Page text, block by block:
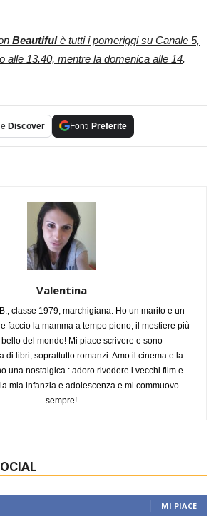
Beautifulè tutti i pomeriggi su Canale 5,
alle 13.40, mentre la domenica alle 14.
Discover Fonti Preferite
Valentina
classe 1979, marchigiana. Ho un marito e un
faccio la mamma a tempo pieno, il mestiere più
del mondo! Mi piace scrivere e sono
di libri, soprattutto romanzi. Amo il cinema e la
una nostalgica : adoro rivedere i vecchi film e
mia infanzia e adolescenza e mi commuovo
sempre!
MI PIACE